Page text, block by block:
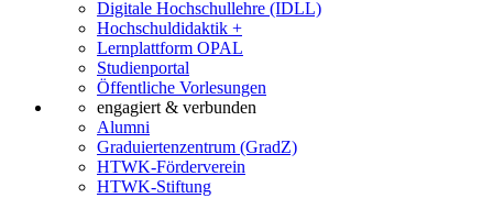
Digitale Hochschullehre (IDLL)
Hochschuldidaktik +
Lernplattform OPAL
Studienportal
Öffentliche Vorlesungen
engagiert & verbunden
Alumni
Graduiertenzentrum (GradZ)
HTWK-Förderverein
HTWK-Stiftung